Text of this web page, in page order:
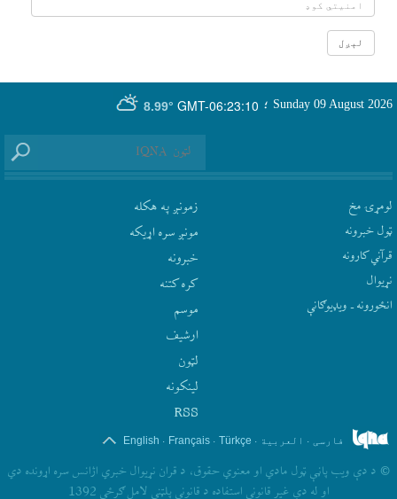
GMT-06:23:10
8.99° Sunday 09 August 2026 ؛
لومړۍ مخ
ټول خبرونه
قرآني کارونه
نړيوال
انځورونه ـ ویډیوګانې
زمونږ په هکله
مونږ سره اړيکه
‫خبرونه
کره کتنه
موسم
ارشيف
لټون
لينکونه
RSS
فارسی . العربیة .
Türkçe
.
Français
.
English
© د دې ويب پاڼې ټول مادي او معنوي حقوق، د قران نړيوال خبري اژانس سره اړونده دي
او له دې غير قانوني استفاده د قانوني پلټني لامل ګرځي 1392